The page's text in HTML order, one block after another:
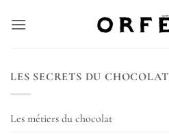
LES SECRETS DU CHOCOLAT
Les métiers du chocolat